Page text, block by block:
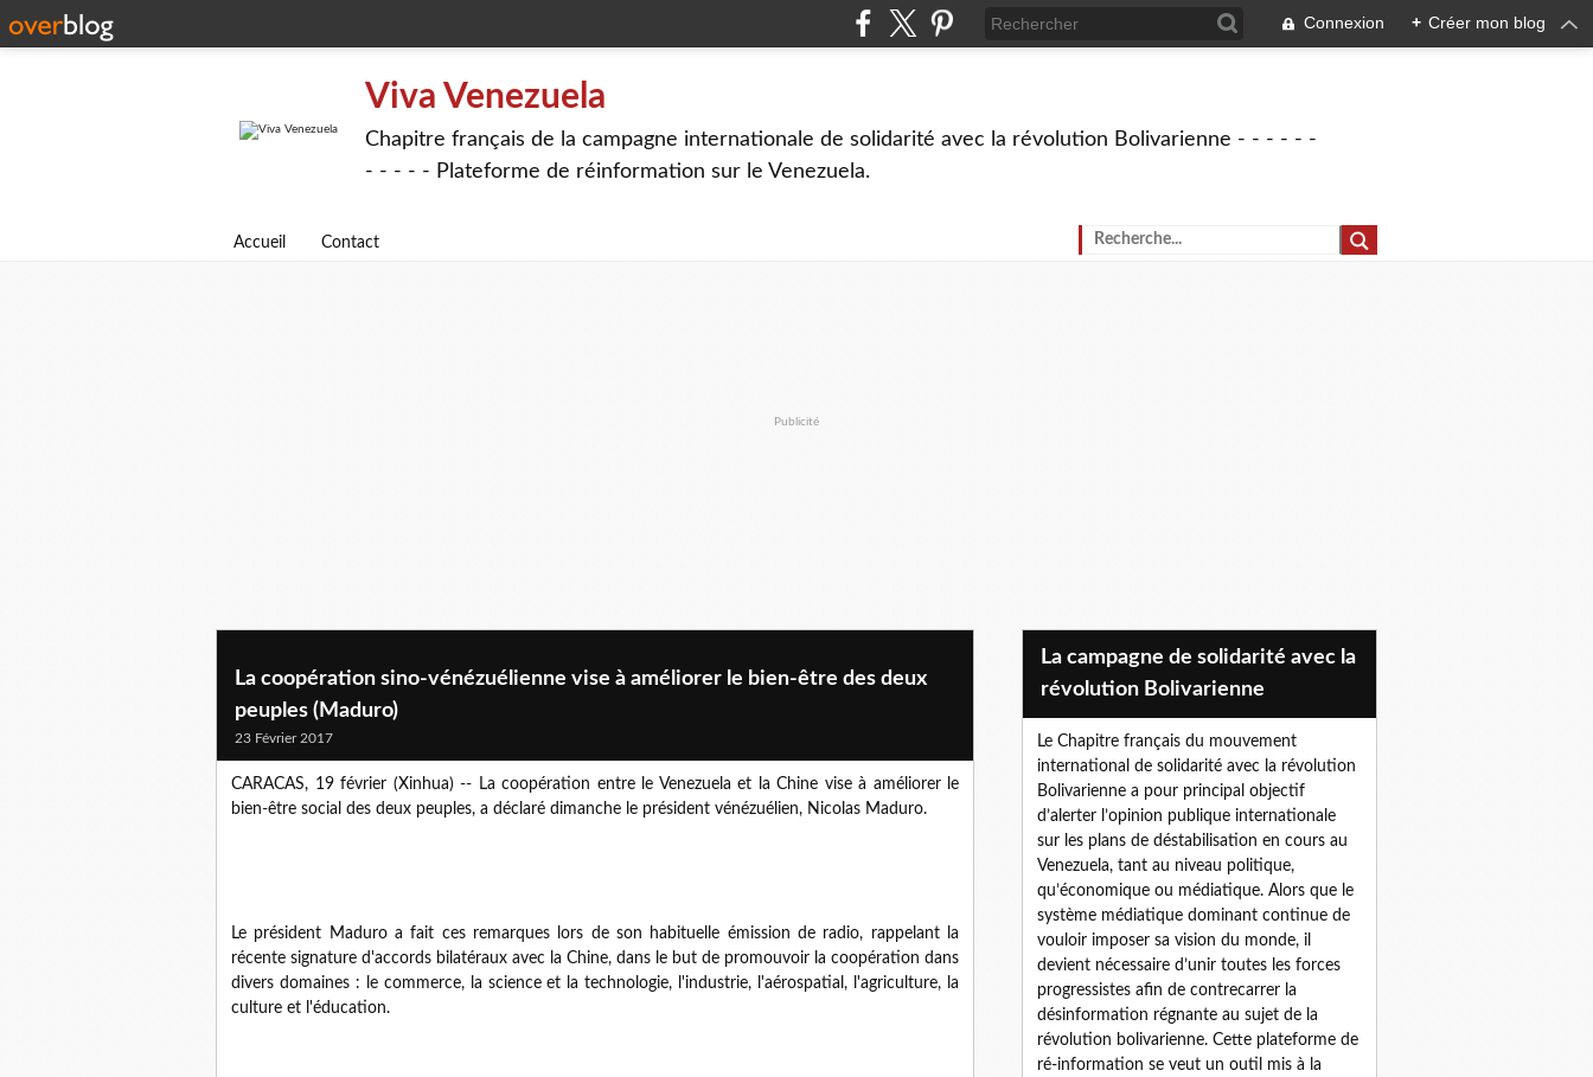
Connexion + Créer mon blog
Viva Venezuela
Chapitre français de la campagne internationale de solidarité avec la révolution Bolivarienne - - - - - -
- - - - - Plateforme de réinformation sur le Venezuela.
Accueil Contact
Publicité
La coopération sino-vénézuélienne vise à améliorer le bien-être des deux
peuples (Maduro)
23 Février 2017
CARACAS, 19 février (Xinhua) -- La coopération entre le Venezuela et la Chine vise à améliorer le
bien-être social des deux peuples, a déclaré dimanche le président vénézuélien, Nicolas Maduro.
Le président Maduro a fait ces remarques lors de son habituelle émission de radio, rappelant la
récente signature d'accords bilatéraux avec la Chine, dans le but de promouvoir la coopération dans
divers domaines : le commerce, la science et la technologie, l'industrie, l'aérospatial, l'agriculture, la
culture et l'éducation.
La campagne de solidarité avec la
révolution Bolivarienne
Le Chapitre français du mouvement
international de solidarité avec la révolution
Bolivarienne a pour principal objectif
d’alerter l’opinion publique internationale
sur les plans de déstabilisation en cours au
Venezuela, tant au niveau politique,
qu’économique ou médiatique. Alors que le
système médiatique dominant continue de
vouloir imposer sa vision du monde, il
devient nécessaire d’unir toutes les forces
progressistes afin de contrecarrer la
désinformation régnante au sujet de la
révolution bolivarienne. Cette plateforme de
ré-information se veut un outil mis à la